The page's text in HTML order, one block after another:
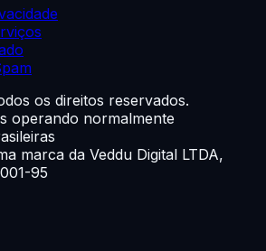
os direitos reservados.
operando normalmente
marca da Veddu Digital LTDA,
95